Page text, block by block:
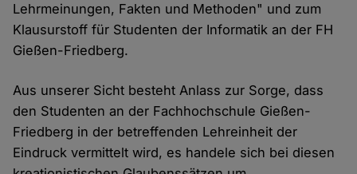
Lehrmeinungen, Fakten und Methoden" und zum
Klausurstoff für Studenten der Informatik an der FH
Gießen-Friedberg.
Aus unserer Sicht besteht Anlass zur Sorge, dass
den Studenten an der Fachhochschule Gießen-
Friedberg in der betreffenden Lehreinheit der
Eindruck vermittelt wird, es handele sich bei diesen